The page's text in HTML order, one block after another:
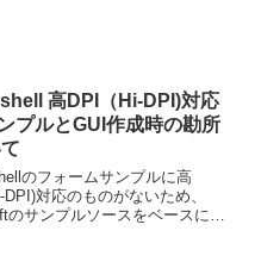
Hi-DPI)対応
プルとGUI作成時の勘所
のフォームサンプルに高
DPI)対応のものがないため、
のサンプルソースをベースに改